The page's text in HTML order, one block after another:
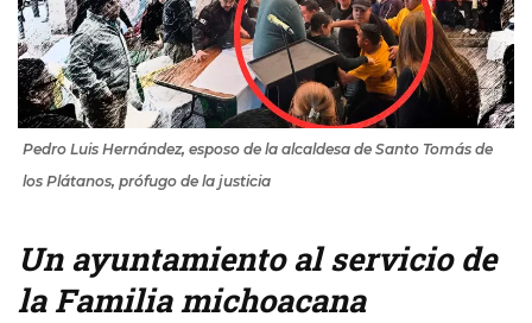
Pedro Luis Hernández, esposo de la alcaldesa de Santo Tomás de
los Plátanos, prófugo de la justicia
Un ayuntamiento al servicio de
la Familia michoacana